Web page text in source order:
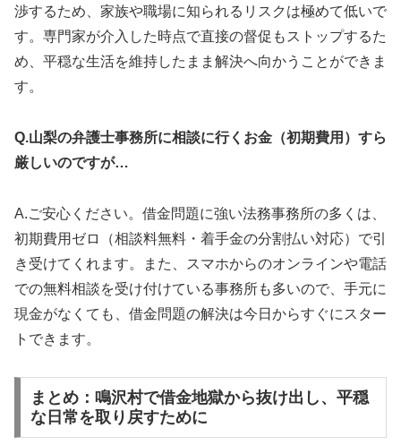
渉するため、家族や職場に知られるリスクは極めて低いで
す。専門家が介入した時点で直接の督促もストップするた
め、平穏な生活を維持したまま解決へ向かうことができま
す。
Q.山梨の弁護士事務所に相談に行くお金（初期費用）すら
厳しいのですが…
A.ご安心ください。借金問題に強い法務事務所の多くは、
初期費用ゼロ（相談料無料・着手金の分割払い対応）で引
き受けてくれます。また、スマホからのオンラインや電話
での無料相談を受け付けている事務所も多いので、手元に
現金がなくても、借金問題の解決は今日からすぐにスター
トできます。
まとめ：鳴沢村で借金地獄から抜け出し、平穏
な日常を取り戻すために